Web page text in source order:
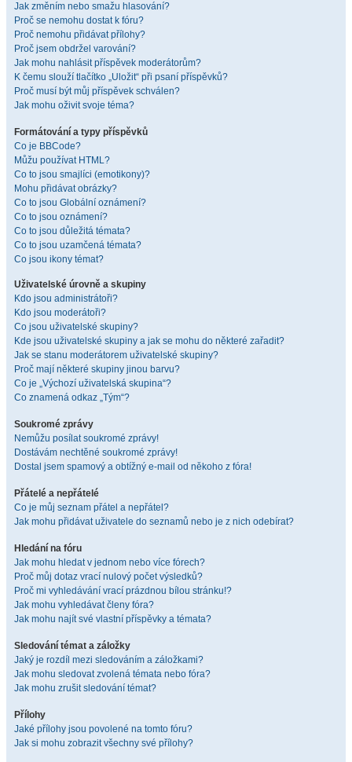
Jak změním nebo smažu hlasování?
Proč se nemohu dostat k fóru?
Proč nemohu přidávat přílohy?
Proč jsem obdržel varování?
Jak mohu nahlásit příspěvek moderátorům?
K čemu slouží tlačítko „Uložit“ při psaní příspěvků?
Proč musí být můj příspěvek schválen?
Jak mohu oživit svoje téma?
Formátování a typy příspěvků
Co je BBCode?
Můžu používat HTML?
Co to jsou smajlíci (emotikony)?
Mohu přidávat obrázky?
Co to jsou Globální oznámení?
Co to jsou oznámení?
Co to jsou důležitá témata?
Co to jsou uzamčená témata?
Co jsou ikony témat?
Uživatelské úrovně a skupiny
Kdo jsou administrátoři?
Kdo jsou moderátoři?
Co jsou uživatelské skupiny?
Kde jsou uživatelské skupiny a jak se mohu do některé zařadit?
Jak se stanu moderátorem uživatelské skupiny?
Proč mají některé skupiny jinou barvu?
Co je „Výchozí uživatelská skupina“?
Co znamená odkaz „Tým“?
Soukromé zprávy
Nemůžu posílat soukromé zprávy!
Dostávám nechtěné soukromé zprávy!
Dostal jsem spamový a obtížný e-mail od někoho z fóra!
Přátelé a nepřátelé
Co je můj seznam přátel a nepřátel?
Jak mohu přidávat uživatele do seznamů nebo je z nich odebírat?
Hledání na fóru
Jak mohu hledat v jednom nebo více fórech?
Proč můj dotaz vrací nulový počet výsledků?
Proč mi vyhledávání vrací prázdnou bílou stránku!?
Jak mohu vyhledávat členy fóra?
Jak mohu najít své vlastní příspěvky a témata?
Sledování témat a záložky
Jaký je rozdíl mezi sledováním a záložkami?
Jak mohu sledovat zvolená témata nebo fóra?
Jak mohu zrušit sledování témat?
Přílohy
Jaké přílohy jsou povolené na tomto fóru?
Jak si mohu zobrazit všechny své přílohy?